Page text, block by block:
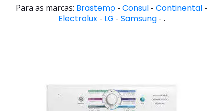
Para as marcas: Brastemp - Consul - Continental -
Electrolux- LG - Samsung- .